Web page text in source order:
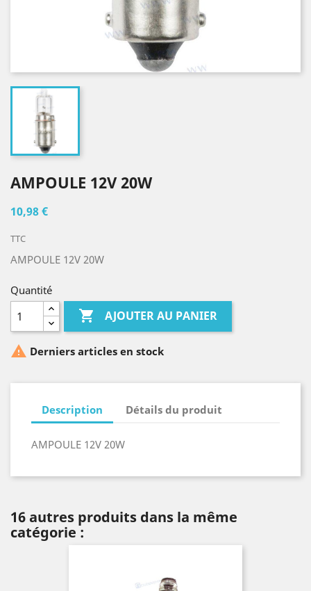
AMPOULE 12V 20W
10,98 €
TTC
AMPOULE 12V 20W
Quantité
 AJOUTER AU PANIER
 Derniers articles en stock
Description Détails du produit
AMPOULE 12V 20W
16 autres produits dans la même
catégorie :